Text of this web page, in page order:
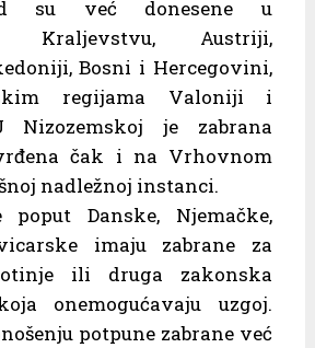
su već donesene u
Kraljevstvu, Austriji,
Bosni i Hercegovini,
regijama Valoniji i
Nizozemskoj je zabrana
čak i na Vrhovnom
nadležnoj instanci.
poput Danske, Njemačke,
imaju zabrane za
ili druga zakonska
onemogućavaju uzgoj.
potpune zabrane već